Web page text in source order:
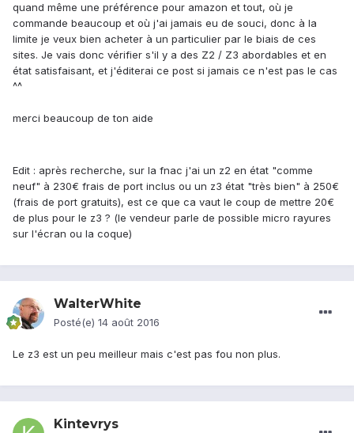
quand même une préférence pour amazon et tout, où je
commande beaucoup et où j'ai jamais eu de souci, donc à la
limite je veux bien acheter à un particulier par le biais de ces
sites. Je vais donc vérifier s'il y a des Z2 / Z3 abordables et en
état satisfaisant, et j'éditerai ce post si jamais ce n'est pas le cas
^^
merci beaucoup de ton aide
Edit : après recherche, sur la fnac j'ai un z2 en état "comme
neuf" à 230€ frais de port inclus ou un z3 état "très bien" à 250€
(frais de port gratuits), est ce que ca vaut le coup de mettre 20€
de plus pour le z3 ? (le vendeur parle de possible micro rayures
sur l'écran ou la coque)
WalterWhite
Posté(e) 14 août 2016
Le z3 est un peu meilleur mais c'est pas fou non plus.
Kintevrys